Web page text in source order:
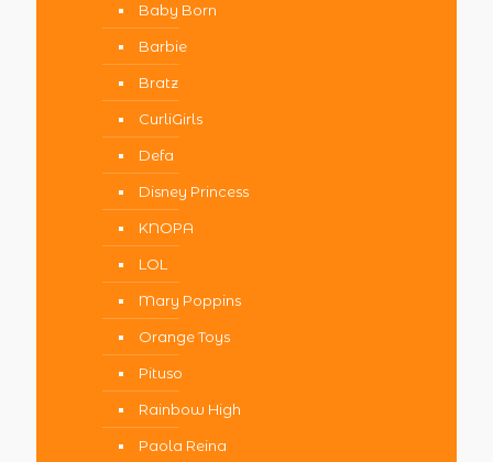
Baby Born
Barbie
Bratz
CurliGirls
Defa
Disney Princess
KNOPA
LOL
Mary Poppins
Orange Toys
Pituso
Rainbow High
Paola Reina